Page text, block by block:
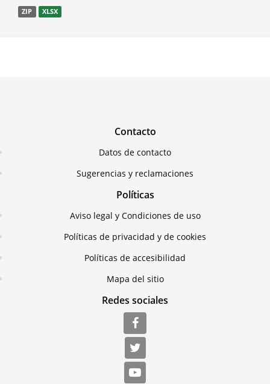
ZIP XLSX
Contacto
Datos de contacto
Sugerencias y reclamaciones
Políticas
Aviso legal y Condiciones de uso
Políticas de privacidad y de cookies
Políticas de accesibilidad
Mapa del sitio
Redes sociales